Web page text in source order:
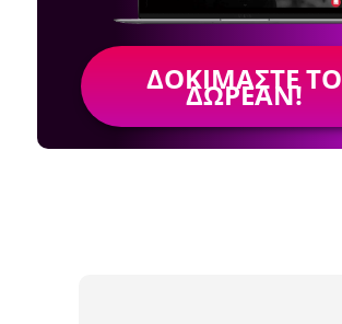
ΔΟΚΙΜΆΣΤΕ ΤΟ
ΔΩΡΕΆΝ!